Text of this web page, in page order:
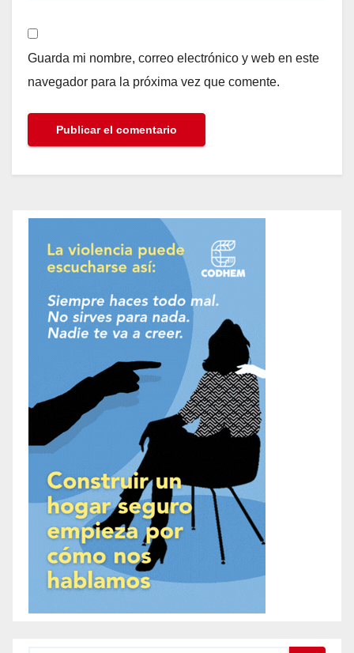
Guarda mi nombre, correo electrónico y web en este
navegador para la próxima vez que comente.